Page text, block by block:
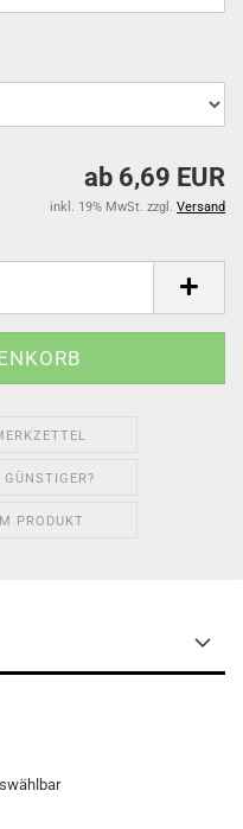
ab 6,69 EUR
inkl. 19% MwSt. zzgl. Versand
GÜNSTIGER?
PRODUKT